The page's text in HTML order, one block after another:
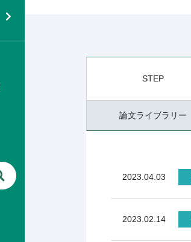
STEP
論文ライブラリー
2023.04.03
2023.02.14